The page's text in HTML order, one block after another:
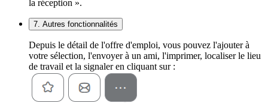
la réception ».
7. Autres fonctionnalités
Depuis le détail de l'offre d'emploi, vous pouvez l'ajouter à
votre sélection, l'envoyer à un ami, l'imprimer, localiser le lieu
de travail et la signaler en cliquant sur :